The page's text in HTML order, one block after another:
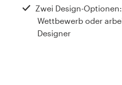
Zwei Design-
Wettbewerb oder
Designer
Designs zur Inspiration
99designs Studio